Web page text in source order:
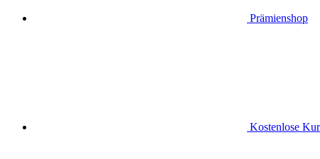
Prämienshop
Kostenlose